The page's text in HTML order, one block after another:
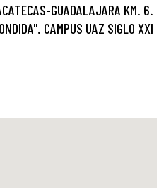
GUADALAJARA KM. 6.
CAMPUS UAZ SIGLO XXI